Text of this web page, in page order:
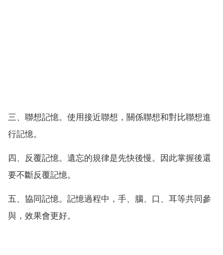
三、聯想記憶。使用接近聯想，關係聯想和對比聯想進
行記憶。
四、反覆記憶。遺忘的規律是先快後慢。因此掌握後還
要不斷反覆記憶。
五、協同記憶。記憶過程中，手、腦、口、耳等共同參
與，效果會更好。